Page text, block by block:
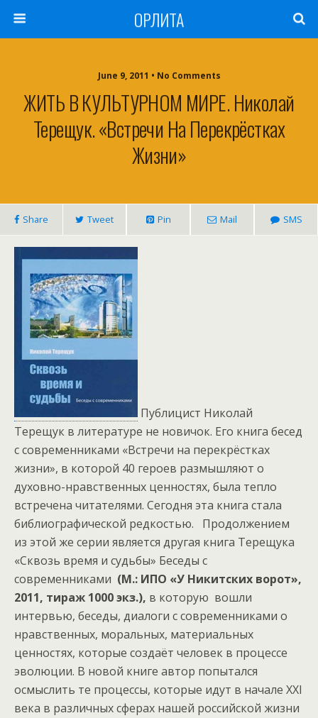
ОРЛИТА
June 9, 2011 • No Comments
ЖИТЬ В КУЛЬТУРНОМ МИРЕ. Николай
Терещук. «Встречи На Перекрёстках
Жизни»
Share Tweet Pin Mail SMS
Публицист Николай
Терещук в литературе не новичок. Его книга бесед
с современниками «Встречи на перекрёстках
жизни», в которой 40 героев размышляют о
духовно-нравственных ценностях, была тепло
встречена читателями. Сегодня эта книга стала
библиографической редкостью. Продолжением
из этой же серии является другая книга Терещука
«Сквозь время и судьбы» Беседы с
современниками (М.: ИПО «У Никитских ворот»,
2011, тираж 1000 экз.), в которую вошли
интервью, беседы, диалоги с современниками о
нравственных, моральных, материальных
ценностях, которые создаёт человек в процессе
эволюции. В новой книге автор попытался
осмыслить те процессы, которые идут в начале ХХI
века в различных сферах нашей российской жизни